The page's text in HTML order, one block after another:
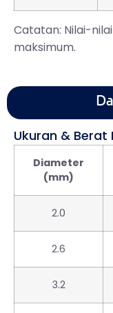
Catatan: Nilai-
maksimum.
Ukuran & Berat
Diameter
(mm)
2.0
2.6
3.2